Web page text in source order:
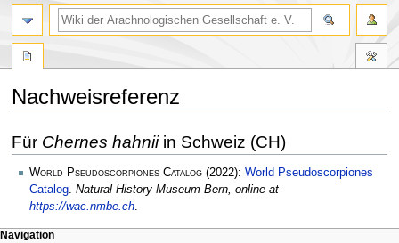
Nachweisreferenz
Navigation
springen
Suche
springen
Für Chernes hahniiin Schweiz (CH)
World Pseudoscorpiones Catalog (2022): World Pseudoscorpiones
Catalog. Natural History Museum Bern, online at
https://wac.nmbe.ch.
Navigation